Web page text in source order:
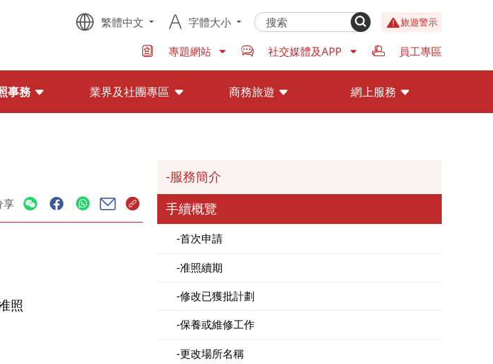
繁體中文 字體大小 旅遊警示
專題網站 社交媒體及APP 員工專區
事務 業界及社團專區 商務旅遊 網上服務
享
照
服務簡介
手續概覽
首次申請
准照續期
修改已獲批計劃
保養或維修工作
更改場所名稱